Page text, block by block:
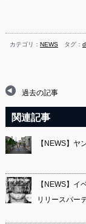
カテゴリ： NEWS タグ：
過去の記事
関連記事
【NEWS】
【NEWS】イ
リリースパー